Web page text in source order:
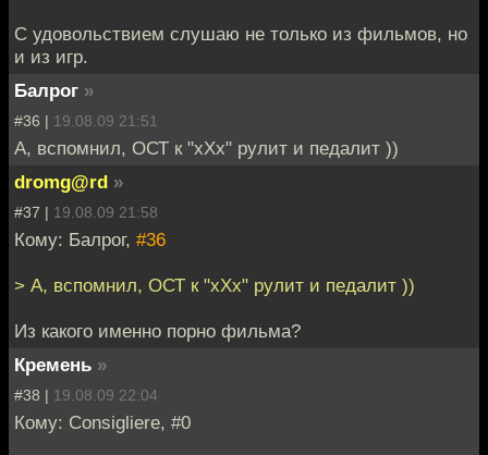
С удовольствием слушаю не только из фильмов, но
и из игр.
Балрог »
#36 | 19.08.09 21:51
А, вспомнил, ОСТ к "хХх" рулит и педалит ))
dromg@rd »
#37 | 19.08.09 21:58
Кому: Балрог, #36
> А, вспомнил, ОСТ к "хХх" рулит и педалит ))
Из какого именно порно фильма?
Кремень »
#38 | 19.08.09 22:04
Кому: Consigliere, #0